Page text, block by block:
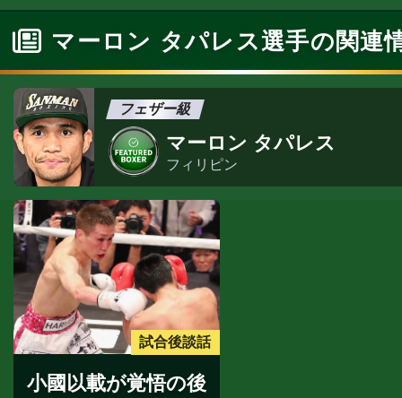
マーロン タパレス選手の関連
フェザー級
マーロン タパレス
フィリピン
試合後談話
小國以載が覚悟の後